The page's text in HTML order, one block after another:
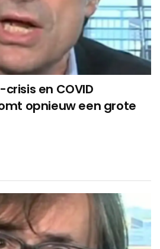
en COVID
opnieuw een grote